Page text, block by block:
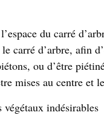
du carré
carré d’arbre, afin
ou d’être
mises au centre et
indésirables